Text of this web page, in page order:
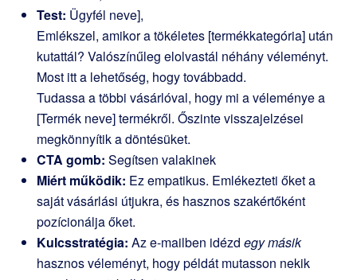
Test: Ügyfél neve],
Emlékszel, amikor a tökéletes [termékkategória] után
kutattál? Valószínűleg elolvastál néhány véleményt.
Most itt a lehetőség, hogy továbbadd.
Tudassa a többi vásárlóval, hogy mi a véleménye a
[Termék neve] termékről. Őszinte visszajelzései
megkönnyítik a döntésüket.
CTA gomb: Segítsen valakinek
Miért működik: Ez empatikus. Emlékezteti őket a
saját vásárlási útjukra, és hasznos szakértőként
pozícionálja őket.
Kulcsstratégia: Az e-mailben idézd egy másik
hasznos véleményt, hogy példát mutasson nekik